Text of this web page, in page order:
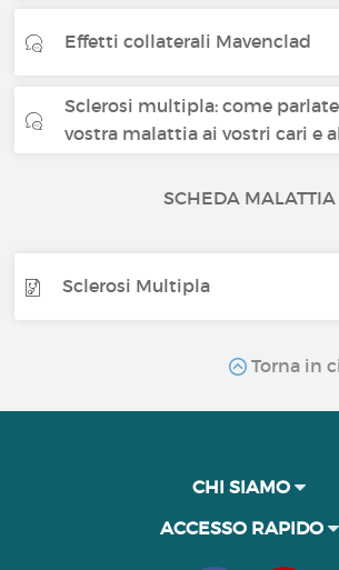
Effetti collaterali Mavenclad
Sclerosi multipla: come
vostra malattia ai vostri cari e
SCHEDA MALATTIA
Sclerosi Multipla
Torna in
CHI SIAMO
ACCESSO RAPIDO